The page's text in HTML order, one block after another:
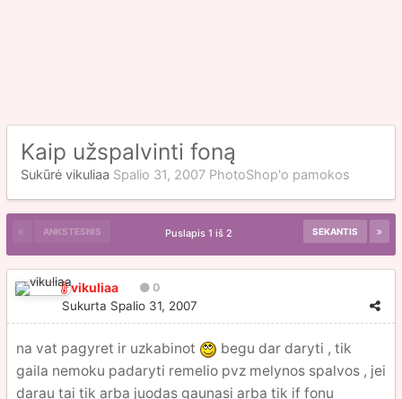
Kaip užspalvinti foną
Sukūrė vikuliaa Spalio 31, 2007 PhotoShop'o pamokos
ANKSTESNIS SEKANTIS
Puslapis 1 iš 2
vikuliaa 0
Sukurta Spalio 31, 2007
na vat pagyret ir uzkabinot
begu dar daryti , tik
gaila nemoku padaryti remelio pvz melynos spalvos , jei
darau tai tik arba juodas gaunasi arba tik if fonu